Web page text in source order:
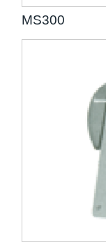
MS300